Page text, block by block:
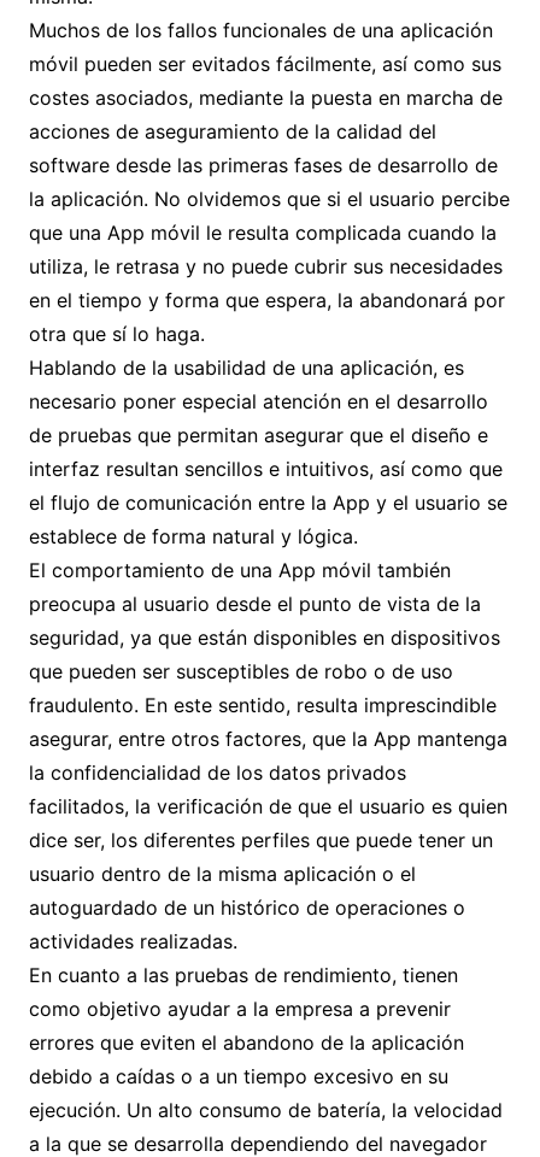
Muchos de los fallos funcionales de una aplicación
móvil pueden ser evitados fácilmente, así como sus
costes asociados, mediante la puesta en marcha de
acciones de aseguramiento de la calidad del
software desde las primeras fases de desarrollo de
la aplicación. No olvidemos que si el usuario percibe
que una App móvil le resulta complicada cuando la
utiliza, le retrasa y no puede cubrir sus necesidades
en el tiempo y forma que espera, la abandonará por
otra que sí lo haga.
Hablando de la usabilidad de una aplicación, es
necesario poner especial atención en el desarrollo
de pruebas que permitan asegurar que el diseño e
interfaz resultan sencillos e intuitivos, así como que
el flujo de comunicación entre la App y el usuario se
establece de forma natural y lógica.
El comportamiento de una App móvil también
preocupa al usuario desde el punto de vista de la
seguridad, ya que están disponibles en dispositivos
que pueden ser susceptibles de robo o de uso
fraudulento. En este sentido, resulta imprescindible
asegurar, entre otros factores, que la App mantenga
la confidencialidad de los datos privados
facilitados, la verificación de que el usuario es quien
dice ser, los diferentes perfiles que puede tener un
usuario dentro de la misma aplicación o el
autoguardado de un histórico de operaciones o
actividades realizadas.
En cuanto a las pruebas de rendimiento, tienen
como objetivo ayudar a la empresa a prevenir
errores que eviten el abandono de la aplicación
debido a caídas o a un tiempo excesivo en su
ejecución. Un alto consumo de batería, la velocidad
a la que se desarrolla dependiendo del navegador